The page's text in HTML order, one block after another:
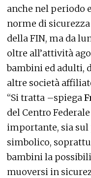
anche nel periodo
norme di
della FIN, ma da
oltre all’attività
bambini ed adulti,
altre società
“Si tratta –spiega
del Centro
importante, sia sul
simbolico,
bambini la
muoversi in